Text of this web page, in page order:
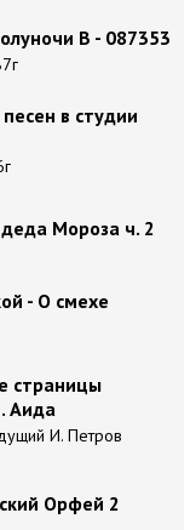
В - 087353
в студии
Мороза ч. 2
- О смехе
страницы
Аида
И. Петров
Орфей 2